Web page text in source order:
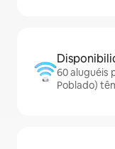
60 aluguéis
Poblado)